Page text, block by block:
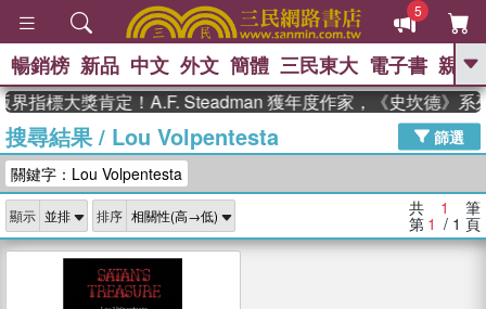
5
GO
熱搜： 東野圭吾 高希均教授回憶錄
、 The Odyssey 、 父親節 、 如果歷
獎 臺灣漫遊錄 、 方念華 、 台灣的李
登輝時代
數學女孩：黎曼猜想 、
偉大的迷走神經
暢銷榜 新品 中文 外文 簡體 三民東大 電子書 親子
指標大獎肯定！A.F. Steadman 獲年度作家，《史坎德》系
搜尋結果/ Lou Volpentesta
篩選
關鍵字：Lou Volpentesta
顯示 排序 共 1 筆
第 1 / 1 頁